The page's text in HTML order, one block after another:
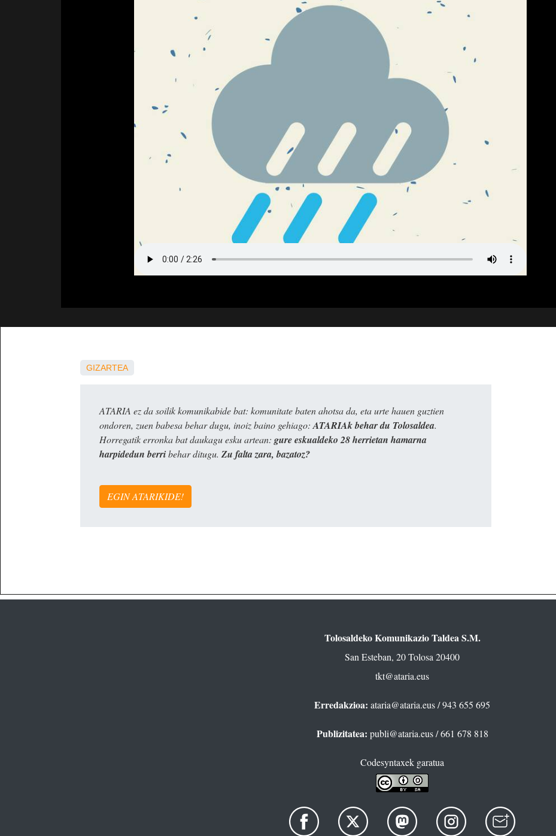
GIZARTEA
ATARIA ez da soilik komunikabide bat: komunitate baten ahotsa da, eta urte hauen guztien
ondoren, zuen babesa behar dugu, inoiz baino gehiago:ATARIAk behar du Tolosaldea.
Horregatik erronka bat daukagu esku artean: gure eskualdeko 28 herrietan hamarna
harpidedun berribehar ditugu. Zu falta zara, bazatoz?
EGIN ATARIKIDE!
Tolosaldeko Komunikazio Taldea S.M.
San Esteban, 20 Tolosa 20400
tkt@ataria.eus
Erredakzioa: ataria@ataria.eus/ 943 655 695
Publizitatea: publi@ataria.eus/ 661 678 818
Codesyntaxek garatua